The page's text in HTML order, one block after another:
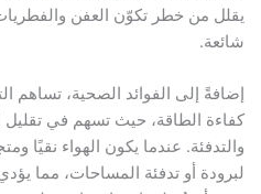
من خطر تكوّن العفن والفطريات،
إلى الفوائد الصحية، تساهم
الطاقة، حيث تسهم في تقليل
عندما يكون الهواء نقيًا ومتجددًا،
أو تدفئة المساحات، مما يؤدي إلى